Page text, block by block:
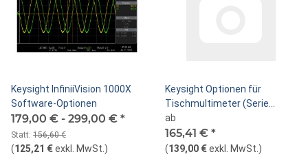
Keysight InfiniiVision 1000X
Software-Optionen
179,00 € - 299,00 € *
Statt: 156,60 €
(125,21 €exkl. MwSt. )
Keysight Optionen für
Tischmultimeter (Serie
3445xA)
ab
165,41 € *
(139,00 €exkl. MwSt. )